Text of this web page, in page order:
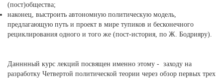
(пост)общества;
наконец, выстроить автономную политическую модель,
предлагающую путь и проект в мире тупиков и бесконечного
рециклирования одного и того же (пост-история, по Ж. Бодрияру).
Данннный курс лекций посвящен именно этому - заходу на
разработку Четвертой политической теории через обзор первых трех